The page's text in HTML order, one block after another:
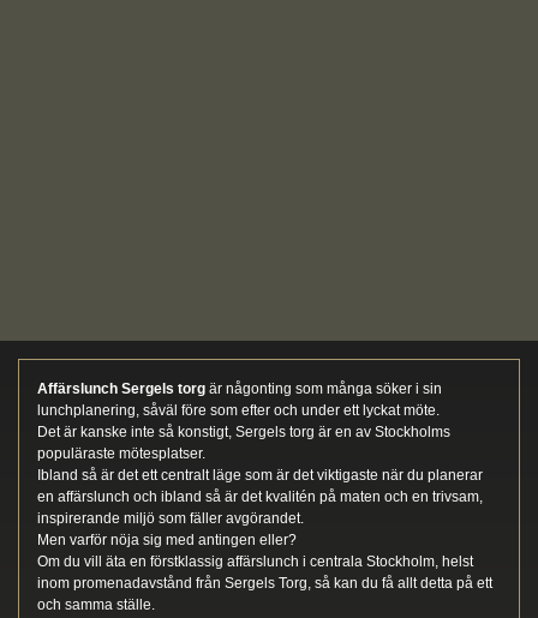
Affärslunch Sergels torg är någonting som många söker i sin
lunchplanering, såväl före som efter och under ett lyckat möte.
Det är kanske inte så konstigt, Sergels torg är en av Stockholms
populäraste mötesplatser.
Ibland så är det ett centralt läge som är det viktigaste när du planerar
en affärslunch och ibland så är det kvalitén på maten och en trivsam,
inspirerande miljö som fäller avgörandet.
Men varför nöja sig med antingen eller?
Om du vill äta en förstklassig affärslunch i centrala Stockholm, helst
inom promenadavstånd från Sergels Torg, så kan du få allt detta på ett
och samma ställe.